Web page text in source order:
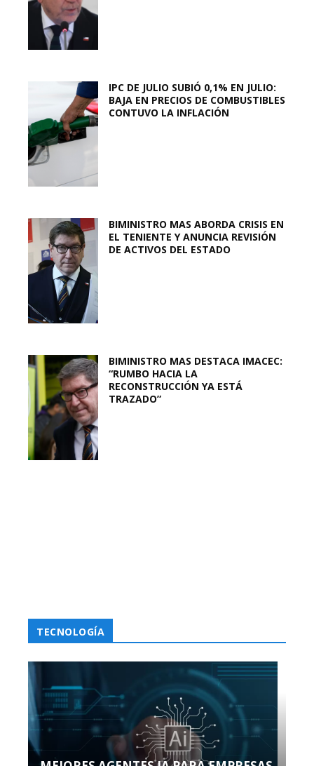
IPC DE JULIO SUBIÓ 0,1% EN JULIO:
BAJA EN PRECIOS DE COMBUSTIBLES
CONTUVO LA INFLACIÓN
BIMINISTRO MAS ABORDA CRISIS EN
EL TENIENTE Y ANUNCIA REVISIÓN
DE ACTIVOS DEL ESTADO
BIMINISTRO MAS DESTACA IMACEC:
“RUMBO HACIA LA
RECONSTRUCCIÓN YA ESTÁ
TRAZADO”
TECNOLOGÍA